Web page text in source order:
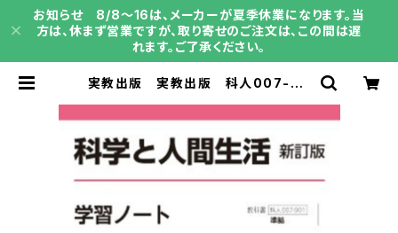
お知らせ 8/8～16は、メーカーが夏季休業になります。当
方は、休まず営業ですが、取り寄せのご注文は、この間は遅
れます。ご了承ください。
実教出版 実教出版 科人007-90
り 新品 問題集本体と別冊解答つ
き ISBN：9784407366891 IS
BN-10：B0GSHCS3XQ SKU：0
04014576 | 育之書店（いくのしょて
ん）